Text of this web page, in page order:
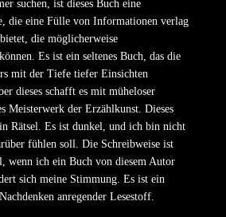
suchen, ist dieses Buch eine
die eine Fülle von Informationen verlag
die möglicherweise
Es ist ein seltenes Buch, das die
mit der Tiefe tiefer Einsichten
dieses schafft es mit müheloser
Meisterwerk der Erzählkunst. Dieses
Rätsel. Es ist dunkel, und ich bin nicht
fühlen soll. Die Schreibweise ist
wenn ich ein Buch von diesem Autor
sich meine Stimmung. Es ist ein
anregender Lesestoff.